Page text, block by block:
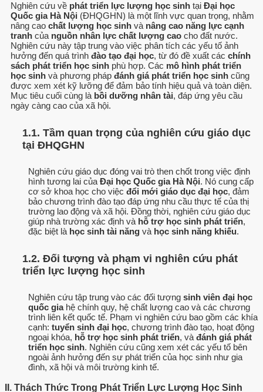
Nghiên cứu về phát triển lực lượng học sinh tại Đại học
Quốc gia Hà Nội (ĐHQGHN) là một lĩnh vực quan trọng, nhằm
nâng cao chất lượng học sinh và nâng cao năng lực cạnh
tranh của nguồn nhân lực chất lượng cao cho đất nước.
Nghiên cứu này tập trung vào việc phân tích các yếu tố ảnh
hưởng đến quá trình đào tạo đại học, từ đó đề xuất các chính
sách phát triển học sinh phù hợp. Các mô hình phát triển
học sinh và phương pháp đánh giá phát triển học sinh cũng
được xem xét kỹ lưỡng để đảm bảo tính hiệu quả và toàn diện.
Mục tiêu cuối cùng là bồi dưỡng nhân tài, đáp ứng yêu cầu
ngày càng cao của xã hội.
1.1. Tầm quan trọng của nghiên cứu giáo dục
tại ĐHQGHN
Nghiên cứu giáo dục đóng vai trò then chốt trong việc định
hình tương lai của Đại học Quốc gia Hà Nội. Nó cung cấp
cơ sở khoa học cho việc đổi mới giáo dục đại học, đảm
bảo chương trình đào tạo đáp ứng nhu cầu thực tế của thị
trường lao động và xã hội. Đồng thời, nghiên cứu giáo dục
giúp nhà trường xác định và hỗ trợ học sinh phát triển,
đặc biệt là học sinh tài năng và học sinh năng khiếu.
1.2. Đối tượng và phạm vi nghiên cứu phát
triển lực lượng học sinh
Nghiên cứu tập trung vào các đối tượng sinh viên đại học
quốc giahệ chính quy, hệ chất lượng cao và các chương
trình liên kết quốc tế. Phạm vi nghiên cứu bao gồm các khía
cạnh: tuyển sinh đại học, chương trình đào tạo, hoạt động
ngoại khóa, hỗ trợ học sinh phát triển, và đánh giá phát
triển học sinh. Nghiên cứu cũng xem xét các yếu tố bên
ngoài ảnh hưởng đến sự phát triển của học sinh như gia
đình, xã hội và môi trường kinh tế.
II. Thách Thức Trong Phát Triển Lực Lượng Học Sinh